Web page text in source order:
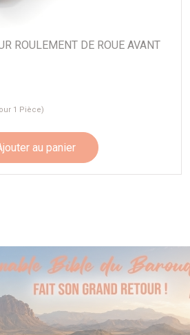
ROULEMENT DE ROUE AVANT
1 Pièce)
au panier